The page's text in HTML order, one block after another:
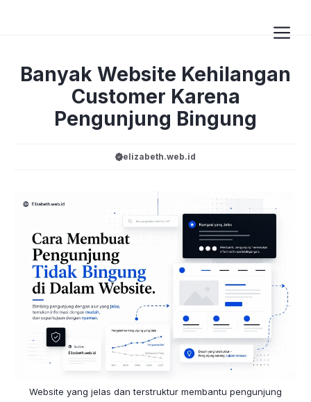
Banyak Website Kehilangan
Customer Karena
Pengunjung Bingung
elizabeth.web.id
Website yang jelas dan terstruktur membantu pengunjung